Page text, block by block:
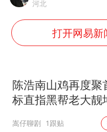
四
国
A股
“
河北
打开网易新
陈浩南山鸡再度聚
标直指黑帮老大靓
嵩仔聊剧 1跟贴